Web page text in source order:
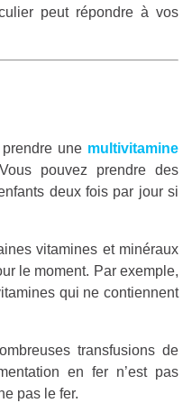
peut répondre à vos
une multivitamine
pouvez prendre des
deux fois par jour si
vitamines et minéraux
le moment. Par exemple,
qui ne contiennent
transfusions de
en fer n’est pas
pas le fer.